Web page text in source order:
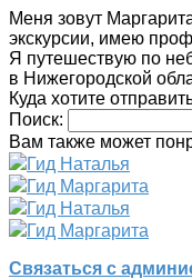
Меня зовут
экскурсии, имею
Я путешествую по
в Нижегородской
Куда хотите
Поиск:
Вам также может
Гид Наталья
Гид Маргарита
Гид Наталья
Гид Маргарита
Связаться с